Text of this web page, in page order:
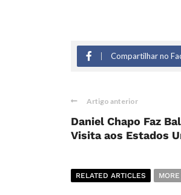
Compartilhar no
Artigo anterior
Daniel Chapo Faz
Visita aos Estados
RELATED ARTICLES